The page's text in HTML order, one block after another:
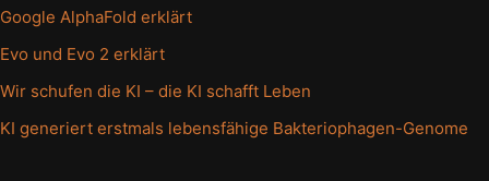
Google AlphaFold erklärt
Evo und Evo 2 erklärt
Wir schufen die KI – die KI schafft Leben
KI generiert erstmals lebensfähige Bakteriophagen-Genome